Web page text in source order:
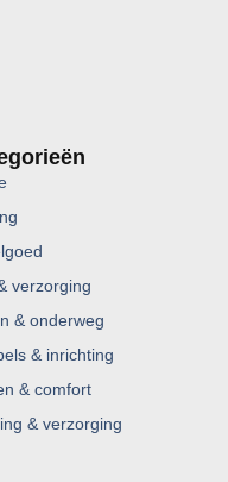
verzorging
& onderweg
& inrichting
& comfort
& verzorging